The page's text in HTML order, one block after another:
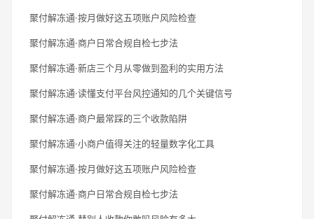
聚付解冻通·按月做好这五项账户风险检查
聚付解冻通·商户日常合规自检七步法
聚付解冻通·新店三个月从零做到盈利的实用方法
聚付解冻通·读懂支付平台风控通知的几个关键信号
聚付解冻通·商户最常踩的三个收款陷阱
聚付解冻通·小商户值得关注的轻量数字化工具
聚付解冻通·按月做好这五项账户风险检查
聚付解冻通·商户日常合规自检七步法